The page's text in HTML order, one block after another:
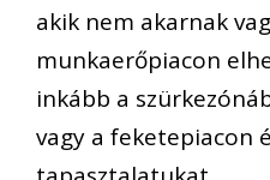
akik nem akarnak
munkaerőpiacon
inkább a
vagy a feketepiacon